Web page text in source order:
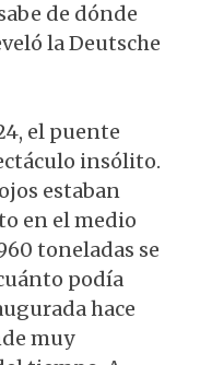
de dónde
la ​​​​​​​Deutsche
el puente
insólito.
estaban
en el medio
toneladas se
podía
hace
muy